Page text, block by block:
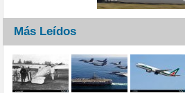
Más Leídos